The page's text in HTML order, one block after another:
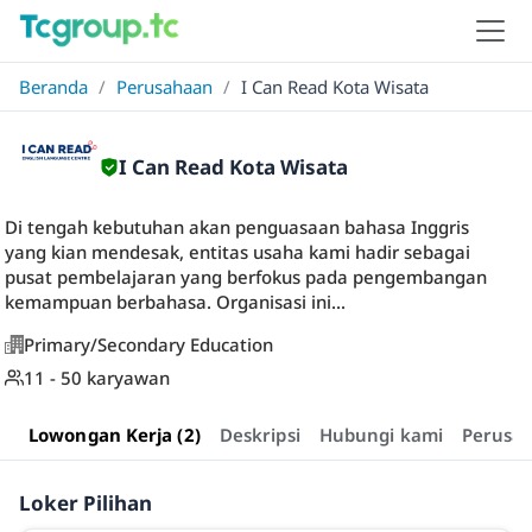
Beranda / Perusahaan / I Can Read Kota Wisata
I Can Read Kota Wisata
Di tengah kebutuhan akan penguasaan bahasa Inggris
yang kian mendesak, entitas usaha kami hadir sebagai
pusat pembelajaran yang berfokus pada pengembangan
kemampuan berbahasa. Organisasi ini...
Primary/Secondary Education
11 - 50 karyawan
Lowongan Kerja (2) Deskripsi Hubungi kami
Loker Pilihan